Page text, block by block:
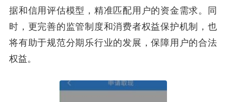
据和信用评估模型，精准匹配用户的资金需求。同
时，更完善的监管制度和消费者权益保护机制，也
将有助于规范分期乐行业的发展，保障用户的合法
权益。